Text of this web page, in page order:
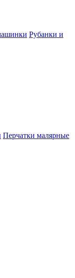
Рубанки и
Перчатки малярные